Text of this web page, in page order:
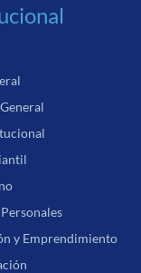
y Emprendimiento